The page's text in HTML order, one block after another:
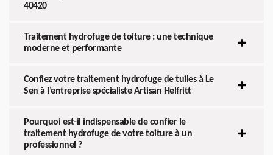
40420
Traitement hydrofuge de toiture : une technique
moderne et performante
Confiez votre traitement hydrofuge de tuiles à Le
Sen à l’entreprise spécialiste Artisan Helfritt
Pourquoi est-il indispensable de confier le
traitement hydrofuge de votre toiture à un
professionnel ?